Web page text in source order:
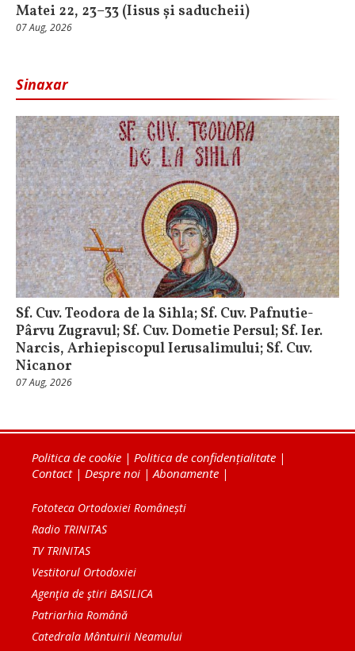
Matei 22, 23–33 (Iisus și saducheii)
07 Aug, 2026
Sinaxar
Sf. Cuv. Teodora de la Sihla; Sf. Cuv. Pafnutie-
Pârvu Zugravul; Sf. Cuv. Dometie Persul; Sf. Ier.
Narcis, Arhiepiscopul Ierusalimului; Sf. Cuv.
Nicanor
07 Aug, 2026
Politica de cookie | Politica de confidențialitate |
Contact| Despre noi |Abonamente |
Fototeca Ortodoxiei Românești
Radio TRINITAS
TV TRINITAS
Vestitorul Ortodoxiei
Agenţia de ştiri BASILICA
Patriarhia Română
Catedrala Mântuirii Neamului